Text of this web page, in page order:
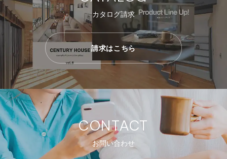
カタログ請求
請求はこちら
CONTACT
お問い合わせ